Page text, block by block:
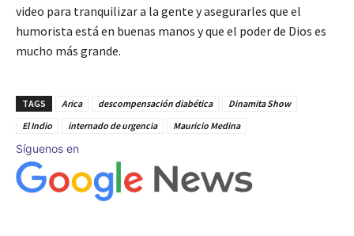
video para tranquilizar a la gente y asegurarles que el
humorista está en buenas manos y que el poder de Dios es
mucho más grande.
TAGS Arica descompensación diabética
Dinamita Show
El Indio
internado de urgencia Mauricio Medina
Síguenos en